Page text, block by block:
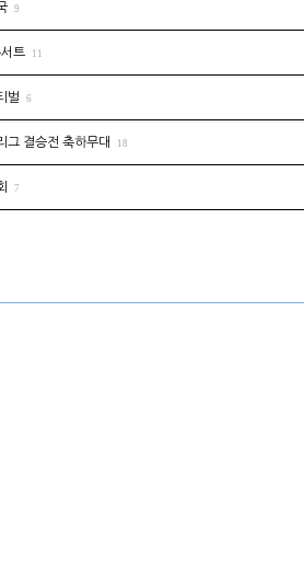
9
트 11
벌 6
그 결승전 축하무대 18
7